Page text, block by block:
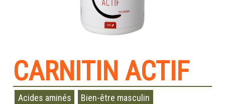
CARNITIN ACTIF
Acides aminés Bien-être masculin